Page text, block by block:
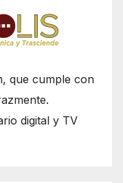
que cumple con
digital y TV